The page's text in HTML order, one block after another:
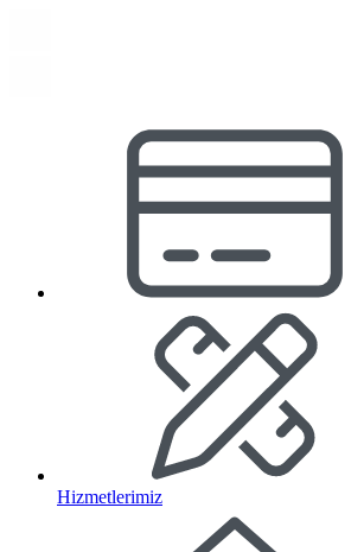
Hizmetlerimiz